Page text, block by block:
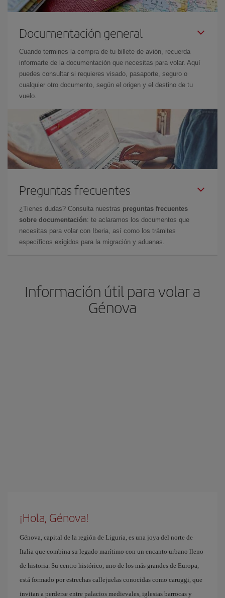
Documentación general
Cuando termines la compra de tu billete de avión, recuerda
informarte de la documentación que necesitas para volar. Aquí
puedes consultar si requieres visado, pasaporte, seguro o
cualquier otro documento, según el origen y el destino de tu
vuelo.
Preguntas frecuentes
¿Tienes dudas? Consulta nuestras preguntas frecuentes
sobre documentación: te aclaramos los documentos que
necesitas para volar con Iberia, así como los trámites
específicos exigidos para la migración y aduanas.
Información útil para volar a
Génova
¡Hola, Génova!
Génova, capital de la región de Liguria, es una joya del norte de
Italia que combina su legado marítimo con un encanto urbano lleno
de historia. Su centro histórico, uno de los más grandes de Europa,
está formado por estrechas callejuelas conocidas como caruggi, que
invitan a perderse entre palacios medievales, iglesias barrocas y